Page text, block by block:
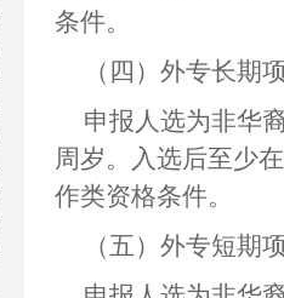
条件。
（四）外专长期
申报人选为非华
周岁。入选后至少
作类资格条件。
（五）外专短期